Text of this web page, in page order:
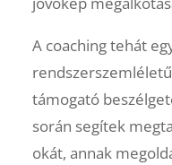
A coaching tehát
támogató
során segítek
okát, annak